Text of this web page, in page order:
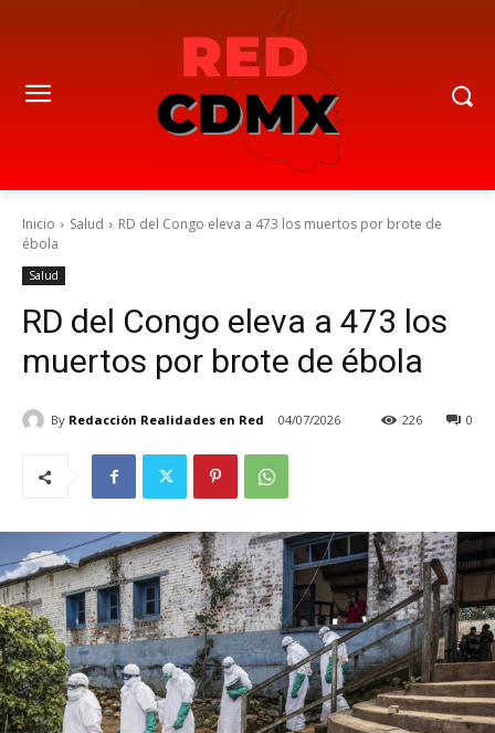
Inicio Salud
RD del Congo eleva a 473 los muertos por brote de
ébola
Salud
RD del Congo eleva a 473 los
muertos por brote de ébola
By Redacción Realidades en Red 04/07/2026 0
226